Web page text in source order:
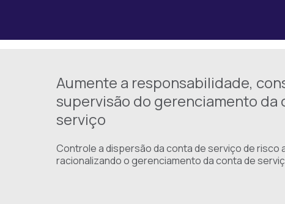
Aumente a responsabilidade,
supervisão do gerenciamento da
serviço
Controle a dispersão da conta de serviço de risco
racionalizando o gerenciamento da conta de